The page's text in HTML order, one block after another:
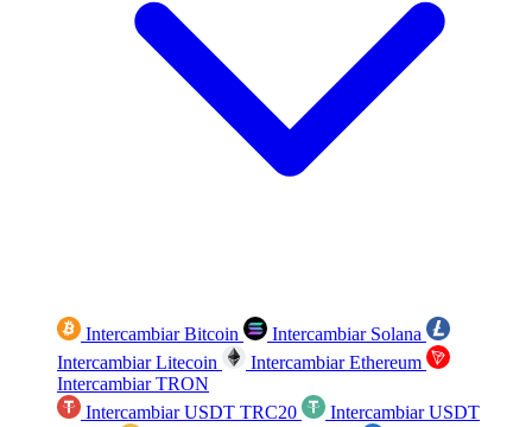
Intercambiar Bitcoin
Intercambiar Solana
Intercambiar Litecoin
Intercambiar Ethereum
Intercambiar TRON
Intercambiar USDT TRC20
Intercambiar USDT